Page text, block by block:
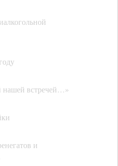
нашей встречей…»
и